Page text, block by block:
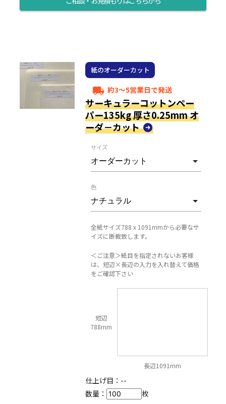
紙のオーダーカット
local_shipping 約3～5営業日で発送
サーキュラーコットンペー
パー135kg 厚さ0.25mm オ
ーダ－カット
サイズ
色
全紙サイズ788 x 1091mmから必要なサ
イズに断裁致します。
＜ご注意＞紙目を指定されないお客様
は、短辺×長辺の入力を入れ替えて価格
をご確認下さい
短辺
788mm
長辺1091mm
仕上げ目： --
数量：
枚